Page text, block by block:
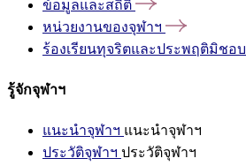
ข้อมูลและสถิติ
หน่วยงานของจุฬาฯ
ร้องเรียนทุจริตและประพฤติมิชอบ
รู้จักจุฬาฯ
แนะนำจุฬาฯ แนะนำจุฬาฯ
ประวัติจุฬาฯ ประวัติจุฬาฯ